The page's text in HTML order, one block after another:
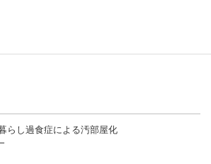
らし過食症による汚部屋化